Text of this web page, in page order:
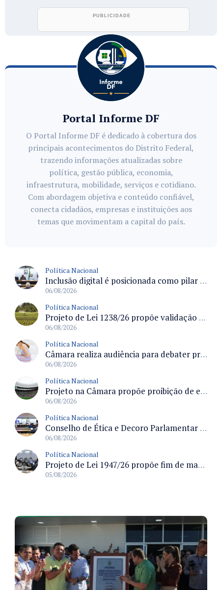
Portal Informe DF
O Portal Informe DF é dedicado à cobertura dos
principais acontecimentos do Distrito Federal,
trazendo informações atualizadas sobre
política, gestão pública, economia,
infraestrutura, mobilidade, serviços e cotidiano.
Com abordagem objetiva e conteúdo confiável,
conecta cidadãos, empresas e instituições aos
temas que movimentam a capital do país.
Política Nacional
Inclusão digital é posicionada como pilar essencial da reurbanização de favelas e periferias
06/08/2026
Política Nacional
Projeto de Lei 1238/26 propõe validação automática do Cadastro Ambiental Rural para imóveis de até quatro módulos fiscais
06/08/2026
Política Nacional
Câmara realiza audiência para debater prevenção, diagnóstico e tratamento da endometriose na terça-feira às 16 horas
06/08/2026
Política Nacional
Projeto na Câmara propõe proibição de entrada em estádios para condenados por violência e devedores de pensão alimentícia
06/08/2026
Política Nacional
Conselho de Ética e Decoro Parlamentar analisa representações e oitivas agendadas para terça (11)
06/08/2026
Política Nacional
Projeto de Lei 1947/26 propõe fim de margens para cartão de crédito e consignado do INSS
05/08/2026